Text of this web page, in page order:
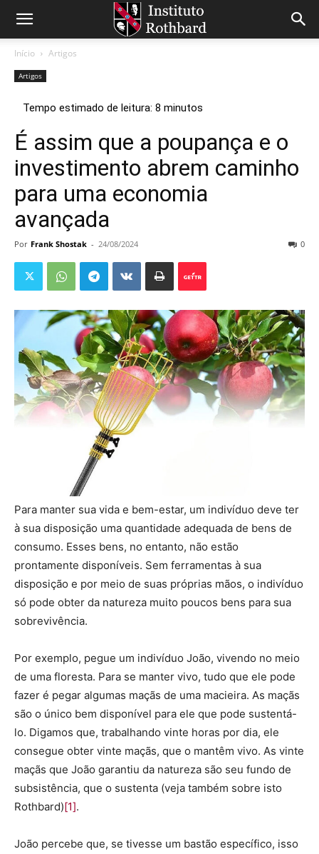
Início Artigos
Artigos
É assim que a poupança e o
investimento abrem caminho
para uma economia
avançada
Por Frank Shostak - 24/08/2024 0
Para manter sua vida e bem-estar, um indivíduo deve ter
à sua disposição uma quantidade adequada de bens de
consumo. Esses bens, no entanto, não estão
prontamente disponíveis. Sem ferramentas à sua
disposição e por meio de suas próprias mãos, o indivíduo
só pode obter da natureza muito poucos bens para sua
sobrevivência.
Por exemplo, pegue um indivíduo João, vivendo no meio
de uma floresta. Para se manter vivo, tudo que ele pode
fazer é pegar algumas maçãs de uma macieira. As maçãs
são o único bem disponível para ele que pode sustentá-
lo. Digamos que, trabalhando vinte horas por dia, ele
consegue obter vinte maçãs, que o mantêm vivo. As vinte
maçãs que João garantiu da natureza são seu fundo de
subsistência, que o sustenta (veja também sobre isto
Rothbard)[1].
João percebe que, se tivesse um bastão específico, isso